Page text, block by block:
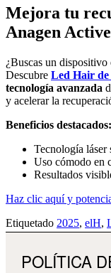
Mejora tu
Anagen Active
¿Buscas un
Descubre Led Hair de
tecnología avanzada
y acelerar la
Beneficios destacados:
Tecnología láser
Uso cómodo en
Resultados
Haz clic aquí y
Etiquetado 2025, elH,
POLÍTICA